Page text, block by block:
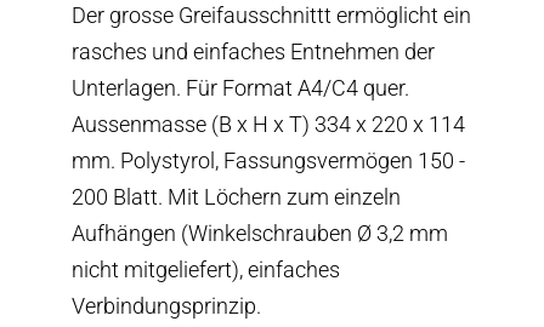
Der grosse Greifausschnittt ermöglicht ein
rasches und einfaches Entnehmen der
Unterlagen. Für Format A4/C4 quer.
Aussenmasse (B x H x T) 334 x 220 x 114
mm. Polystyrol, Fassungsvermögen 150 -
200 Blatt. Mit Löchern zum einzeln
Aufhängen (Winkelschrauben Ø 3,2 mm
nicht mitgeliefert), einfaches
Verbindungsprinzip.